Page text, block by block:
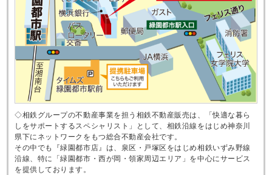
◇相鉄グループの不動産事業を担う相鉄不動産販売は、「快適な暮ら
しをサポートするスペシャリスト」として、相鉄沿線をはじめ神奈川
県下にネットワークをもつ総合不動産会社です。
その中でも『緑園都市店』は、泉区・戸塚区をはじめ相鉄いずみ野線
沿線、特に「緑園都市・西が岡・領家周辺エリア」を中心にサービス
を提供しております。